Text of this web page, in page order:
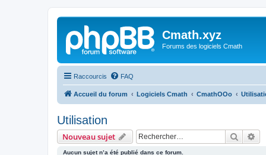
Cmath.xyz
Forums des logiciels Cmath
Raccourcis FAQ
Accueil du forum Logiciels Cmath CmathOOo
Utilisation
Nouveau sujet
Aucun sujet n’a été publié dans ce forum.